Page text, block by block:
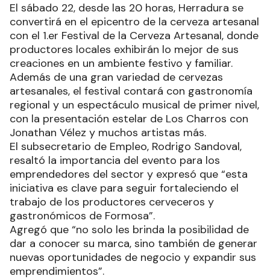
El sábado 22, desde las 20 horas, Herradura se
convertirá en el epicentro de la cerveza artesanal
con el 1.er Festival de la Cerveza Artesanal, donde
productores locales exhibirán lo mejor de sus
creaciones en un ambiente festivo y familiar.
Además de una gran variedad de cervezas
artesanales, el festival contará con gastronomía
regional y un espectáculo musical de primer nivel,
con la presentación estelar de Los Charros con
Jonathan Vélez y muchos artistas más.
El subsecretario de Empleo, Rodrigo Sandoval,
resaltó la importancia del evento para los
emprendedores del sector y expresó que “esta
iniciativa es clave para seguir fortaleciendo el
trabajo de los productores cerveceros y
gastronómicos de Formosa”.
Agregó que “no solo les brinda la posibilidad de
dar a conocer su marca, sino también de generar
nuevas oportunidades de negocio y expandir sus
emprendimientos”.